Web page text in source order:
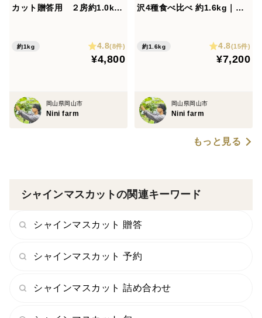
のですが、優品ランクの商品では大きい房でも粒が小さ
い。入力していないとご依頼主が[Nini farm]となってし
まい、送り主が分からなくなってしまいます。
せんので、ご要望いただいても表書きのみの対応とさせ
ていただきます。
・ご家庭用商品の場合、トラックの揺れで数粒落ちてし
カット贈答用 ２房約1.0kg
対応可
約1kg 4.8(8件)
¥4,800
岡山県岡山市
Nini farm
沢4種食べ比べ 約1.6kg｜人
約1.6kg 4.8(15件)
¥7,200
岡山県岡山市
Nini farm
もっと見る
シャインマスカットの関連キーワード
シャインマスカット 贈答
シャインマスカット 予約
シャインマスカット 詰め合わせ